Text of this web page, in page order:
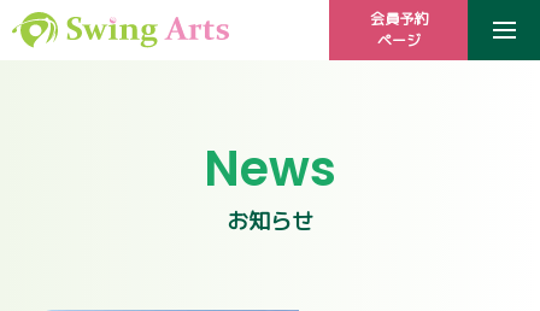
会員予約
ページ
News
お知らせ